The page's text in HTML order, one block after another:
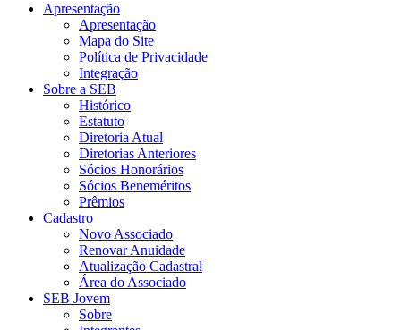
Apresentação
Apresentação
Mapa do Site
Política de Privacidade
Integração
Sobre a SEB
Histórico
Estatuto
Diretoria Atual
Diretorias Anteriores
Sócios Honorários
Sócios Beneméritos
Prêmios
Cadastro
Novo Associado
Renovar Anuidade
Atualização Cadastral
Área do Associado
SEB Jovem
Sobre